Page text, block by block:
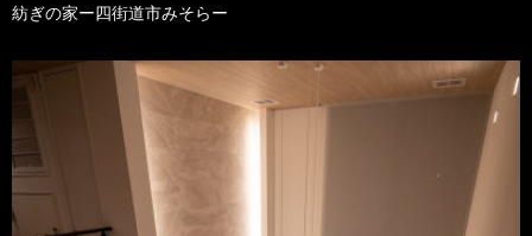
紡ぎの家ー四街道市みそらー